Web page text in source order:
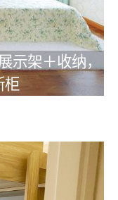
示架＋收纳，
柜